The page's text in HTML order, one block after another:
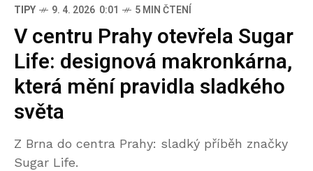
TIPY 9. 4. 2026 0:01 5 MIN ČTENÍ
V centru Prahy otevřela Sugar
Life: designová makronkárna,
která mění pravidla sladkého
světa
Z Brna do centra Prahy: sladký příběh značky
Sugar Life.